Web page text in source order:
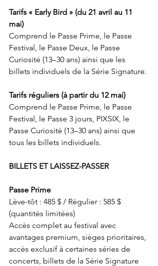
Tarifs « Early Bird » (du 21 avril au 11
mai)
Comprend le Passe Prime, le Passe
Festival, le Passe Deux, le Passe
Curiosité (13–30 ans) ainsi que les
billets individuels de la Série Signature.
Tarifs réguliers (à partir du 12 mai)
Comprend le Passe Prime, le Passe
Festival, le Passe 3 jours, PIXSIX, le
Passe Curiosité (13–30 ans) ainsi que
tous les billets individuels.
BILLETS ET LAISSEZ-PASSER
Passe Prime
Lève-tôt : 485 $ / Régulier : 585 $
(quantités limitées)
Accès complet au festival avec
avantages premium, sièges prioritaires,
accès exclusif à certaines séries de
concerts, billets de la Série Signature